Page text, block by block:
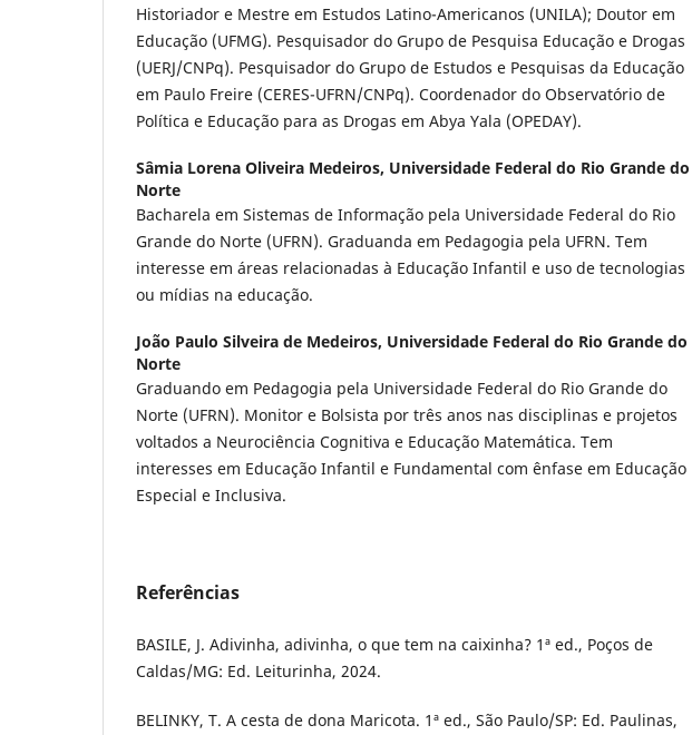
Historiador e Mestre em Estudos Latino-Americanos (UNILA); Doutor em
Educação (UFMG). Pesquisador do Grupo de Pesquisa Educação e Drogas
(UERJ/CNPq). Pesquisador do Grupo de Estudos e Pesquisas da Educação
em Paulo Freire (CERES-UFRN/CNPq). Coordenador do Observatório de
Política e Educação para as Drogas em Abya Yala (OPEDAY).
Sâmia Lorena Oliveira Medeiros, Universidade Federal do Rio Grande do
Norte
Bacharela em Sistemas de Informação pela Universidade Federal do Rio
Grande do Norte (UFRN). Graduanda em Pedagogia pela UFRN. Tem
interesse em áreas relacionadas à Educação Infantil e uso de tecnologias
ou mídias na educação.
João Paulo Silveira de Medeiros, Universidade Federal do Rio Grande do
Norte
Graduando em Pedagogia pela Universidade Federal do Rio Grande do
Norte (UFRN). Monitor e Bolsista por três anos nas disciplinas e projetos
voltados a Neurociência Cognitiva e Educação Matemática. Tem
interesses em Educação Infantil e Fundamental com ênfase em Educação
Especial e Inclusiva.
Referências
BASILE, J. Adivinha, adivinha, o que tem na caixinha? 1ª ed., Poços de
Caldas/MG: Ed. Leiturinha, 2024.
BELINKY, T. A cesta de dona Maricota. 1ª ed., São Paulo/SP: Ed. Paulinas,